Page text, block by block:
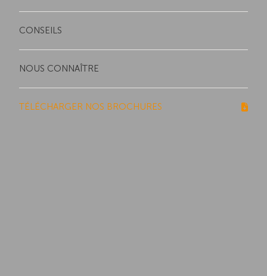
CONSEILS
NOUS CONNAÎTRE
TÉLÉCHARGER NOS BROCHURES